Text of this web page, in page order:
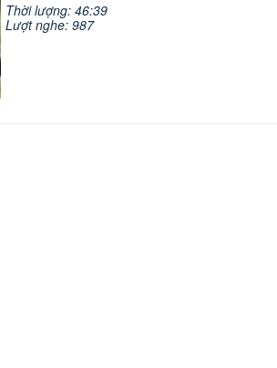
Thời lượng: 46:39
Lượt nghe: 987